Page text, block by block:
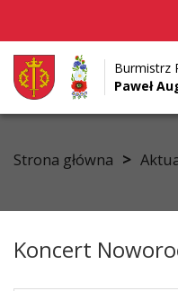
Przejdź do menu
Przejdź do głównej treści strony
Przejdź do stopki strony
Burmistrz
Paweł
Strona główna >
Koncert